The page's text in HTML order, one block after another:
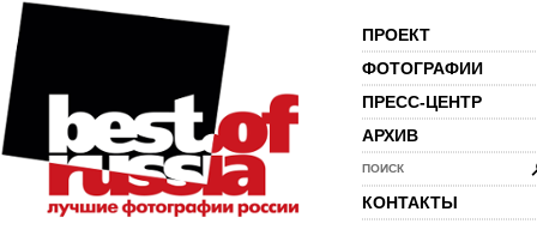
ПРОЕКТ
ФОТОГРАФИИ
ПРЕСС-ЦЕНТР
АРХИВ
ПОИСК
КОНТАКТЫ